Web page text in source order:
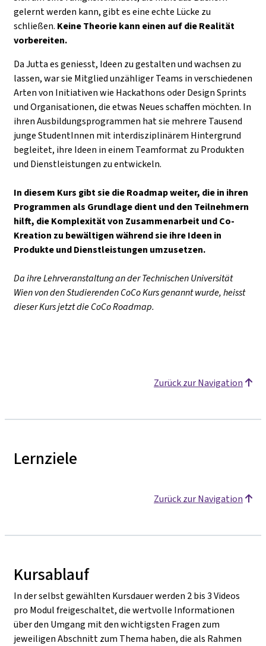
gelernt werden kann, gibt es eine echte Lücke zu
schließen. Keine Theorie kann einen auf die Realität
vorbereiten.
Da Jutta es geniesst, Ideen zu gestalten und wachsen zu
lassen, war sie Mitglied unzähliger Teams in verschiedenen
Arten von Initiativen wie Hackathons oder Design Sprints
und Organisationen, die etwas Neues schaffen möchten. In
ihren Ausbildungsprogrammen hat sie mehrere Tausend
junge StudentInnen mit interdisziplinärem Hintergrund
begleitet, ihre Ideen in einem Teamformat zu Produkten
und Dienstleistungen zu entwickeln.
In diesem Kurs gibt sie die Roadmap weiter, die in ihren
Programmen als Grundlage dient und den Teilnehmern
hilft, die Komplexität von Zusammenarbeit und Co-
Kreation zu bewältigen während sie ihre Ideen in
Produkte und Dienstleistungen umzusetzen.
Da ihre Lehrveranstaltung an der Technischen Universität
Wien von den Studierenden CoCo Kurs genannt wurde, heisst
dieser Kurs jetzt die CoCo Roadmap.
Zurück zur Navigation
Lernziele
Zurück zur Navigation
Kursablauf
In der selbst gewählten Kursdauer werden 2 bis 3 Videos
pro Modul freigeschaltet, die wertvolle Informationen
über den Umgang mit den wichtigsten Fragen zum
jeweiligen Abschnitt zum Thema haben, die als Rahmen